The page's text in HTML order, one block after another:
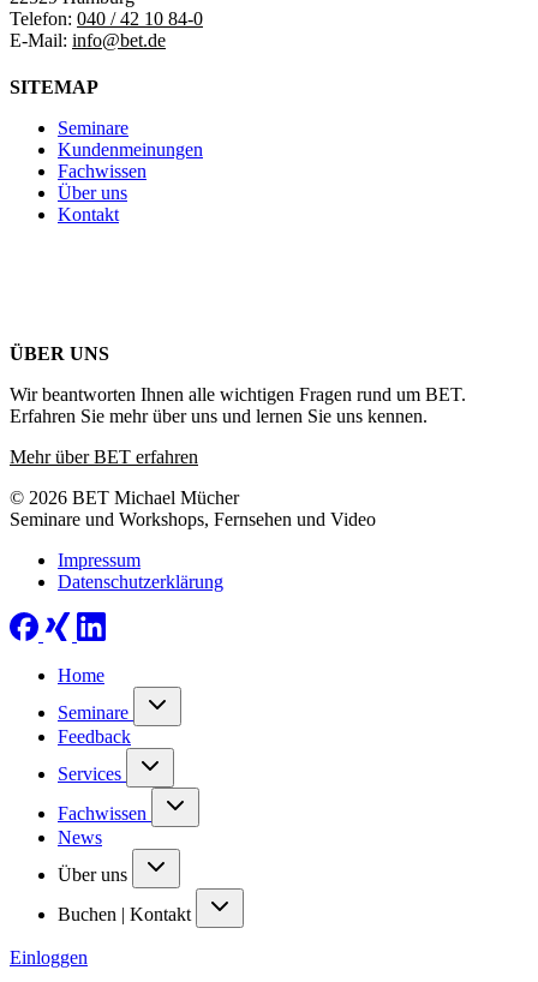
Telefon: 040 / 42 10 84-0
E-Mail: info@bet.de
SITEMAP
Seminare
Kundenmeinungen
Fachwissen
Über uns
Kontakt
ÜBER UNS
Wir beantworten Ihnen alle wichtigen Fragen rund um BET.
Erfahren Sie mehr über uns und lernen Sie uns kennen.
Mehr über BET erfahren
© 2026 BET Michael Mücher
Seminare und Workshops, Fernsehen und Video
Impressum
Datenschutzerklärung
Home
Seminare
Feedback
Services
Fachwissen
News
Über uns
Buchen | Kontakt
Einloggen